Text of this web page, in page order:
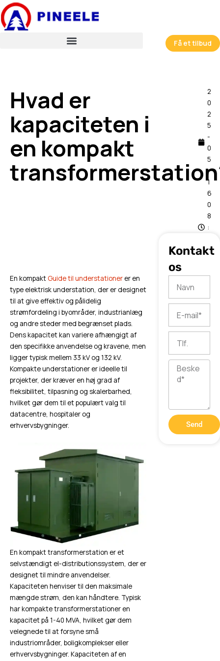
跳
至
内
Få et tilbud
Hvad er
kapaciteten i
en kompakt
2
0
2
5
-
0
5
-
1
6
0
8
:
7
En kompakt Guide til understationer er en
type elektrisk understation, der er designet
til at give effektiv og pålidelig
strømfordeling i byområder, industrianlæg
og andre steder med begrænset plads.
Dens kapacitet kan variere afhængigt af
den specifikke anvendelse og kravene, men
ligger typisk mellem 33 kV og 132 kV.
Kompakte understationer er ideelle til
projekter, der kræver en høj grad af
fleksibilitet, tilpasning og skalerbarhed,
hvilket gør dem til et populært valg til
datacentre, hospitaler og
erhvervsbygninger.
En kompakt transformerstation er et
selvstændigt el-distributionssystem, der er
designet til mindre anvendelser.
Kapaciteten henviser til den maksimale
mængde strøm, den kan håndtere. Typisk
har kompakte transformerstationer en
kapacitet på 1-40 MVA, hvilket gør dem
velegnede til at forsyne små
industriområder, boligkomplekser eller
erhvervsbygninger. Kapaciteten af en
Kontakt
os
mail
Besked
Send